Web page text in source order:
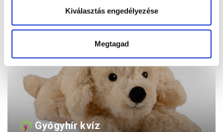
Kiválasztás engedélyezése
Megtagad
Gyógyhír kvíz